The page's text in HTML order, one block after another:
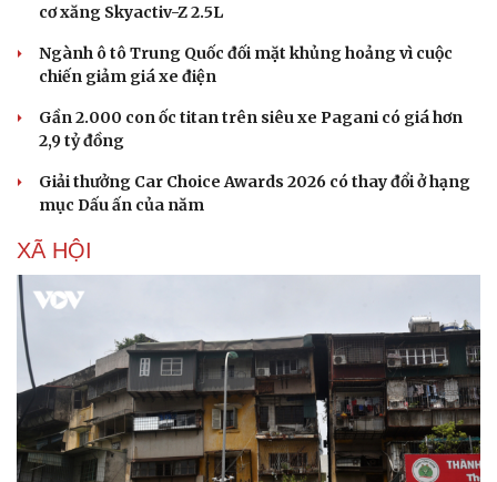
Sức khỏe
Dinh dưỡng - món ngon
Cây thuốc
Sản phụ khoa
Nhi khoa
Nam khoa
Làm đẹp - giảm cân
Phòng mạch online
Ăn sạch sống khỏe
cơ xăng Skyactiv-Z 2.5L
Ngành ô tô Trung Quốc đối mặt khủng hoảng vì cuộc
chiến giảm giá xe điện
Gần 2.000 con ốc titan trên siêu xe Pagani có giá hơn
2,9 tỷ đồng
Giải thưởng Car Choice Awards 2026 có thay đổi ở hạng
mục Dấu ấn của năm
XÃ HỘI